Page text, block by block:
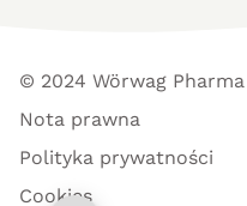
© 2024 Wörwag Pharma
Nota prawna
Polityka prywatności
Cookies